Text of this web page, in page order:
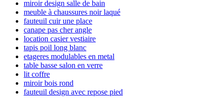
miroir design salle de bain
meuble à chaussures noir laqué
fauteuil cuir une place
canape pas cher angle
location casier vestiaire
tapis poil long blanc
etageres modulables en metal
table basse salon en verre
lit coffre
miroir bois rond
fauteuil design avec repose pied